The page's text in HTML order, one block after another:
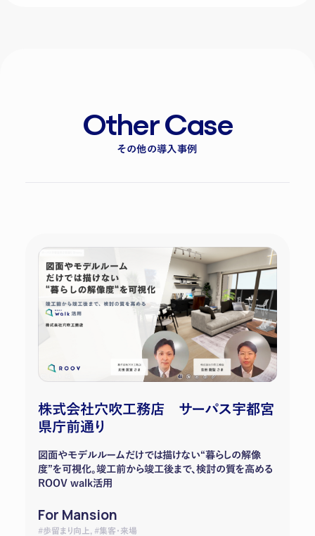
Other Case
その他の導入事例
株式会社穴吹工務店 サーパス宇都宮
県庁前通り
図面やモデルルームだけでは描けない“暮らしの解像
度”を可視化。竣工前から竣工後まで、検討の質を高める
ROOV walk活用
For Mansion
#歩留まり向上, #集客・来場